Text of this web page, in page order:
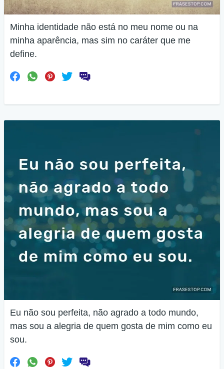
Minha identidade não está no meu nome ou na
minha aparência, mas sim no caráter que me
define.
Eu não sou perfeita, não agrado a todo mundo,
mas sou a alegria de quem gosta de mim como eu
sou.